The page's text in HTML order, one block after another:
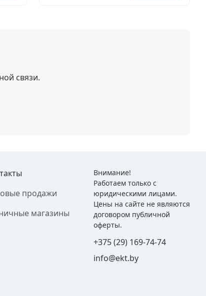
связи.
продажи
магазины
Внимание!
Работаем только с
юридическими лицами.
Цены на сайте не являются
договором публичной
оферты.
+375 (29) 169-74-74
info@ekt.by